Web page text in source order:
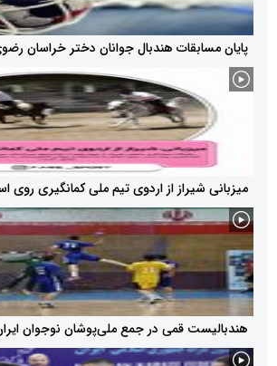
هندبال جوانان دختر خراسان رضوی با حضور ۱۰ تیم
از اردوی تیم ملی کمانگیری روی اسب
قمی در جمع ملی‌پوشان نوجوان ایران